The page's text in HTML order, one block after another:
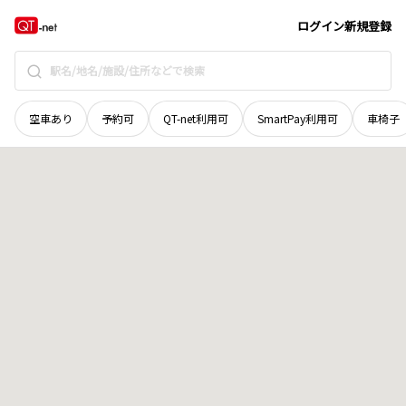
ログイン新規登録
空車あり 予約可 QT-net利用可 SmartPay利用可 車椅子
岩手県